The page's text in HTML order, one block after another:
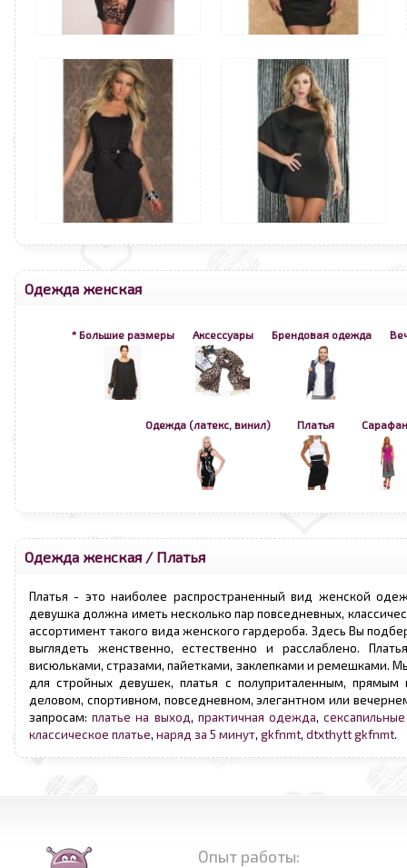
Одежда женская
* Большие размеры Аксессуары Брендовая одежда
Одежда (латекс, винил) Платья
Одежда женская / Платья
Платья - это наиболее распространенный вид женской
девушка должна иметь несколько пар повседневных,
ассортимент такого вида женского гардероба. Здесь Вы
выглядеть женственно, естественно и расслаблено.
висюльками, стразами, пайетками, заклепками и ремешками.
для стройных девушек, платья с полуприталенным,
деловом, спортивном, повседневном, элегантном или
запросам:платье на выход, практичная одежда,
классическое платье, наряд за 5 минут, gkfnmt, dtxthytt gkfnmt.
Опыт работы: